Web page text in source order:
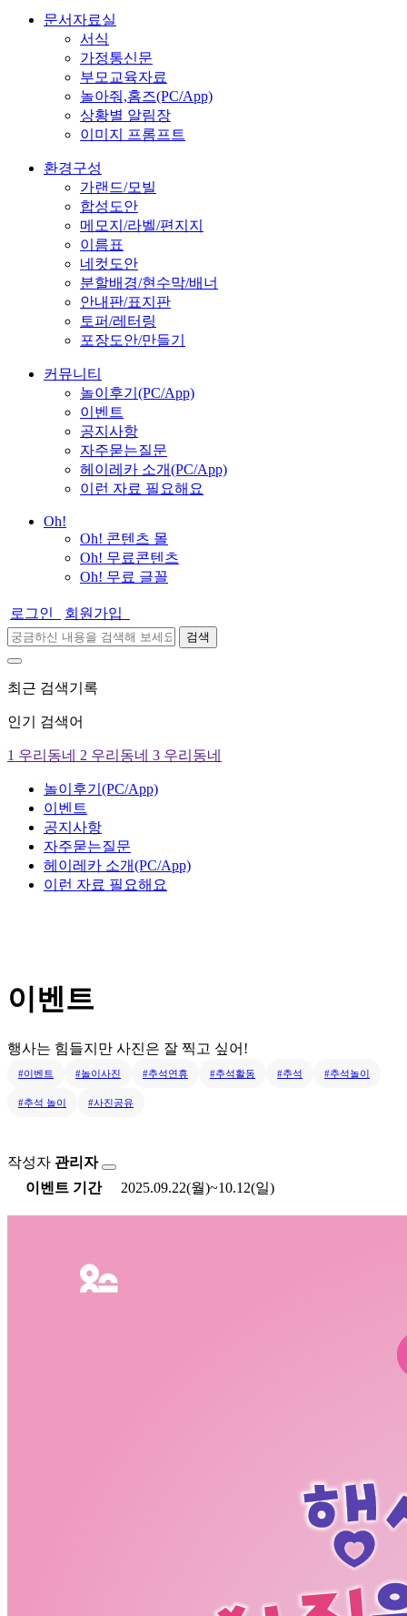
문서자료실
서식
가정통신문
부모교육자료
놀아줘,홈즈(PC/App)
상황별 알림장
이미지 프롬프트
환경구성
가랜드/모빌
합성도안
메모지/라벨/편지지
이름표
네컷도안
분할배경/현수막/배너
안내판/표지판
토퍼/레터링
포장도안/만들기
커뮤니티
놀이후기(PC/App)
이벤트
공지사항
자주묻는질문
헤이레카 소개(PC/App)
이런 자료 필요해요
Oh!
Oh! 콘텐츠 몰
Oh! 무료콘텐츠
Oh! 무료 글꼴
로그인 회원가입
검색
최근 검색기록
인기 검색어
1 우리동네 2 우리동네 3 우리동네
놀이후기(PC/App)
이벤트
공지사항
자주묻는질문
헤이레카 소개(PC/App)
이런 자료 필요해요
이벤트
행사는 힘들지만 사진은 잘 찍고 싶어!
#이벤트 #놀이사진 #추석연휴 #추석활동 #추석 #추석놀이
#추석 놀이 #사진공유
작성자 관리자
이벤트 기간
2025.09.22(월)~10.12(일)